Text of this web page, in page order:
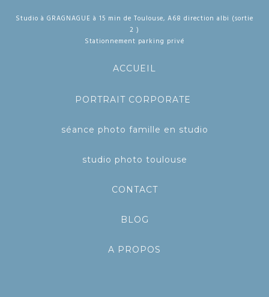
Studio à GRAGNAGUE à 15 min de Toulouse, A68 direction albi (sortie
2 )
Stationnement parking privé
ACCUEIL
PORTRAIT CORPORATE
séance photo famille en studio
studio photo toulouse
CONTACT
BLOG
A PROPOS